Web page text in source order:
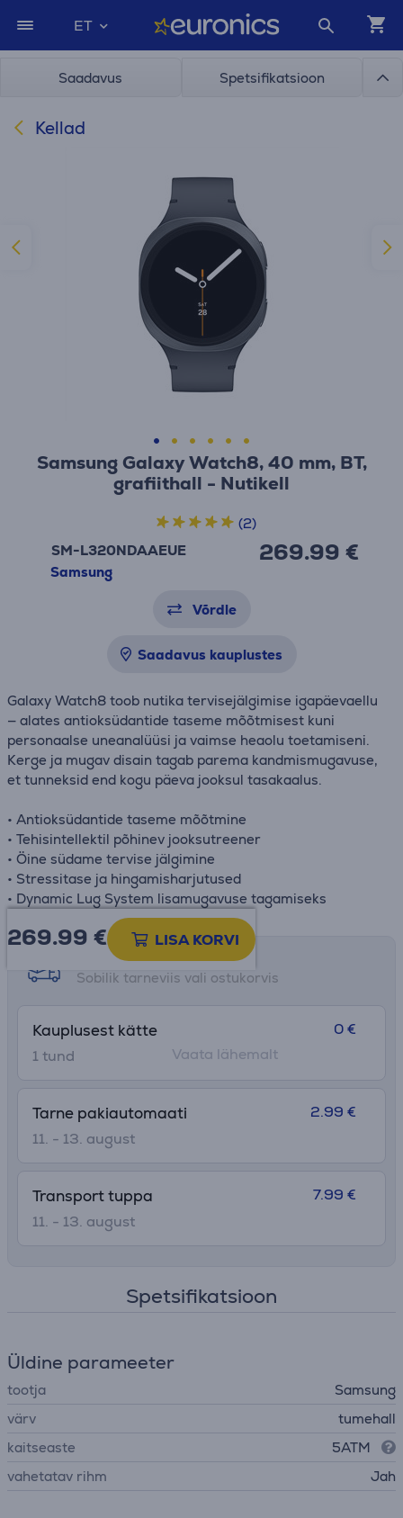
ET
Saadavus Spetsifikatsioon
Kellad
Samsung Galaxy Watch8, 40 mm, BT,
grafiithall - Nutikell
SM-L320NDAAEUE
Samsung
269.99 €
(2)
Võrdle
Saadavus kauplustes
Galaxy Watch8 toob nutika tervisejälgimise igapäevaellu
— alates antioksüdantide taseme mõõtmisest kuni
personaalse uneanalüüsi ja vaimse heaolu toetamiseni.
Kerge ja mugav disain tagab parema kandmismugavuse,
et tunneksid end kogu päeva jooksul tasakaalus.
• Antioksüdantide taseme mõõtmine
• Tehisintellektil põhinev jooksutreener
• Öine südame tervise jälgimine
• Stressitase ja hingamisharjutused
• Dynamic Lug System lisamugavuse tagamiseks
269.99 € LISA KORVI
Tarne võimalused
Sobilik tarneviis vali ostukorvis
Kauplusest kätte
1 tund
0 €
Vaata lähemalt
Tarne pakiautomaati
11. - 13. august
2.99 €
Transport tuppa
11. - 13. august
7.99 €
Spetsifikatsioon
Üldine parameeter
tootja
Samsung
värv
tumehall
kaitseaste
5ATM
vahetatav rihm
Jah